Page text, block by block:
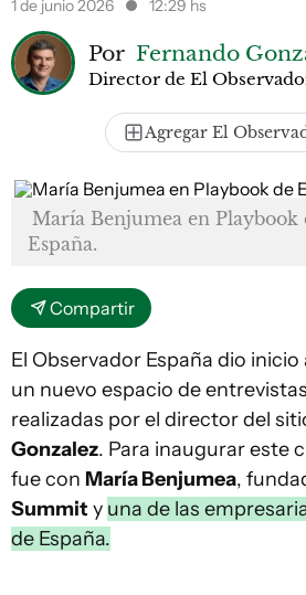
1 de junio 2026 12:29 hs
Por Fernando
Director de El
Agregar El
María Benjumea en Playbook
España.
Compartir
El Observador España dio inicio
un nuevo espacio de
realizadas por el director del
Gonzalez. Para inaugurar este
fue con María Benjumea,
Summit y una de las
de España.